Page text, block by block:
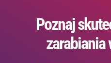
Poznaj
zarabiania